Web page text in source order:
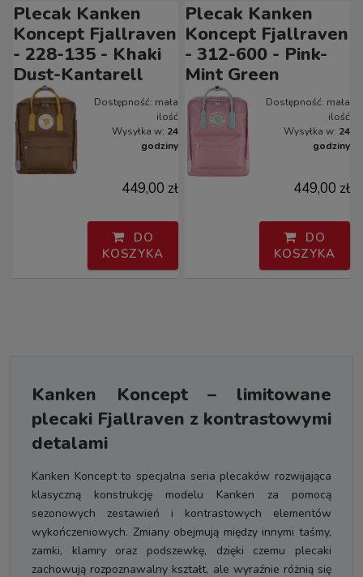
Plecak Kanken
Koncept Fjallraven
- 228-135 - Khaki
Dust-Kantarell
Dostępność: mała
ilość
Wysyłka w: 24
godziny
449,00 zł
DO
KOSZYKA
Plecak Kanken
Koncept Fjallraven
- 312-600 - Pink-
Mint Green
Dostępność: mała
ilość
Wysyłka w: 24
godziny
449,00 zł
DO
KOSZYKA
Kanken Koncept – limitowane
plecaki Fjallraven z kontrastowymi
detalami
Kanken Koncept to specjalna seria plecaków rozwijająca
klasyczną konstrukcję modelu Kanken za pomocą
sezonowych zestawień i kontrastowych elementów
wykończeniowych. Zmiany obejmują między innymi taśmy,
zamki, klamry oraz podszewkę, dzięki czemu plecaki
zachowują rozpoznawalny kształt, ale wyraźnie różnią się